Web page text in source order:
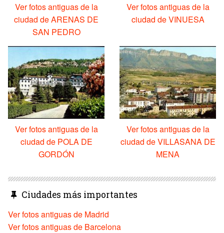
Ver fotos antiguas de la
ciudad de ARENAS DE
SAN PEDRO
Ver fotos antiguas de la
ciudad de VINUESA
Ver fotos antiguas de la
ciudad de POLA DE
GORDÓN
Ver fotos antiguas de la
ciudad de VILLASANA DE
MENA
Ciudades más importantes
Ver fotos antiguas de Madrid
Ver fotos antiguas de Barcelona